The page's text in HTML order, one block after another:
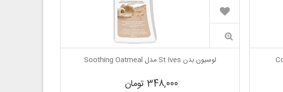
لوسیون بدن St Ives مدل Soothing Oatmeal
348,000 تومان